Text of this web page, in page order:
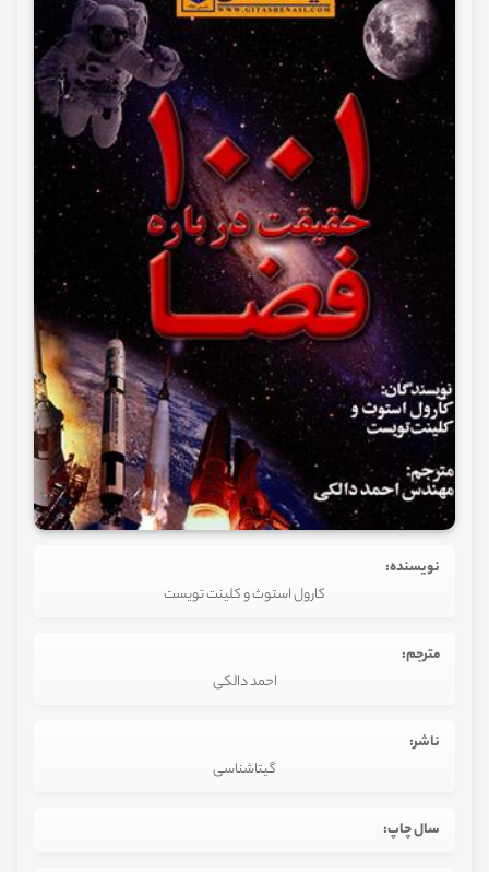
نویسنده:
کارول استوث و کلینت تویست
مترجم:
احمد دالکی
ناشر:
گیتاشناسی
سال چاپ: